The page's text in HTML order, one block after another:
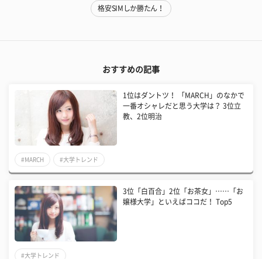
格安SIMしか勝たん！
おすすめの記事
1位はダントツ！ 「MARCH」のなかで
一番オシャレだと思う大学は？ 3位立
教、2位明治
#MARCH #大学トレンド
3位「白百合」2位「お茶女」……「お
嬢様大学」といえばココだ！ Top5
#大学トレンド